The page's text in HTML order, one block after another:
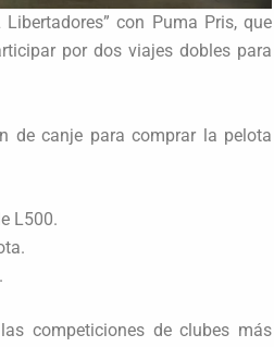
con Puma Pris, que
por dos viajes dobles para
de canje para comprar la pelota
L500.
competiciones de clubes más